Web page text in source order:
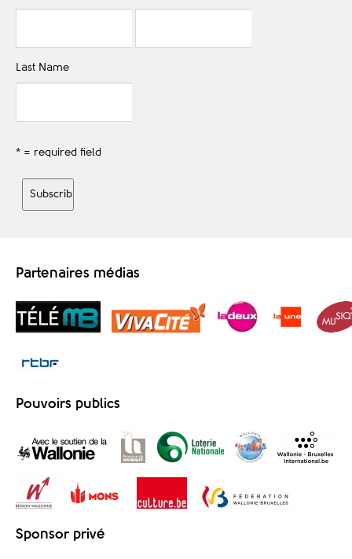
Last Name
* = required field
Partenaires médias
Pouvoirs publics
Sponsor privé